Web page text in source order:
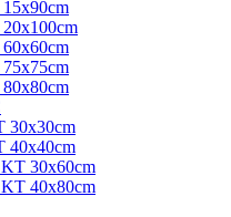
30x30cm
40x40cm
30x60cm
40x80cm